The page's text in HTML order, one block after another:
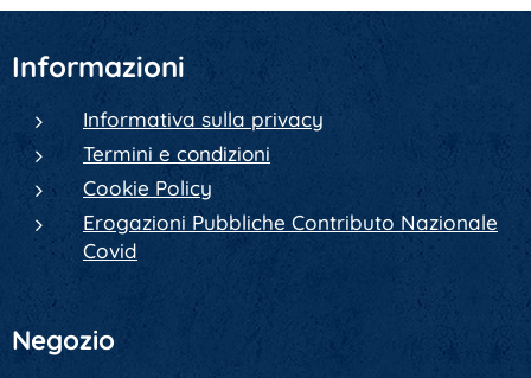
Informazioni
Informativa sulla privacy
Termini e condizioni
Cookie Policy
Erogazioni Pubbliche Contributo Nazionale
Covid
Negozio